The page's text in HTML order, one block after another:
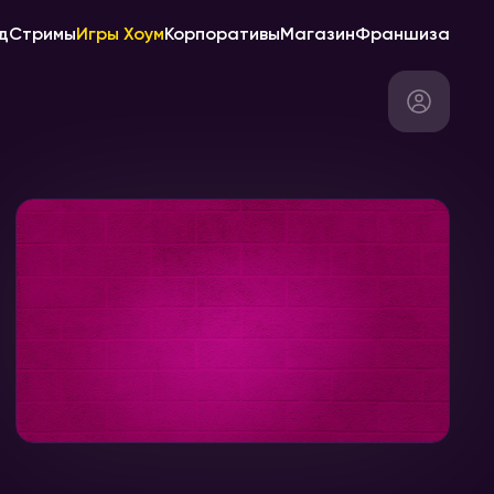
СтримыИгры ХоумКорпоративыМагазинФраншиза